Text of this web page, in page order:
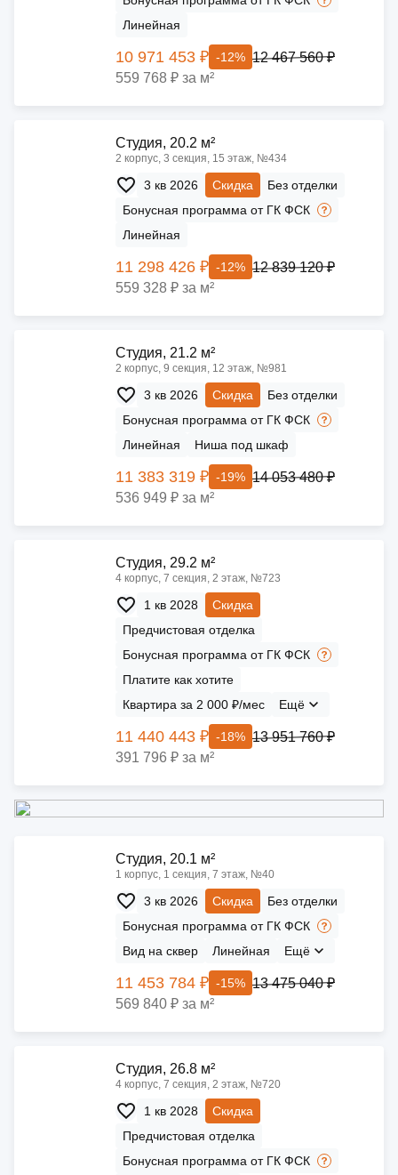
Линейная
10 971 453 ₽ -12% 12 467 560 ₽
559 768 ₽ за м²
Cтудия, 20.2 м²
2 корпус, 3 секция, 15 этаж, №434
3 кв 2026 Скидка
Без отделки
Бонусная программа от ГК ФСК
Линейная
11 298 426 ₽ -12% 12 839 120 ₽
559 328 ₽ за м²
Cтудия, 21.2 м²
2 корпус, 9 секция, 12 этаж, №981
3 кв 2026 Скидка
Без отделки
Бонусная программа от ГК ФСК
Линейная
Ниша под шкаф
11 383 319 ₽ -19% 14 053 480 ₽
536 949 ₽ за м²
Cтудия, 29.2 м²
4 корпус, 7 секция, 2 этаж, №723
1 кв 2028
Скидка
Предчистовая отделка
Бонусная программа от ГК ФСК
Платите как хотите
Квартира за 2 000 ₽/мес
Ещё
11 440 443 ₽ -18% 13 951 760 ₽
391 796 ₽ за м²
Cтудия, 20.1 м²
1 корпус, 1 секция, 7 этаж, №40
3 кв 2026 Скидка
Без отделки
Бонусная программа от ГК ФСК
Вид на сквер
Линейная Ещё
11 453 784 ₽ -15% 13 475 040 ₽
569 840 ₽ за м²
Cтудия, 26.8 м²
4 корпус, 7 секция, 2 этаж, №720
1 кв 2028
Скидка
Предчистовая отделка
Бонусная программа от ГК ФСК